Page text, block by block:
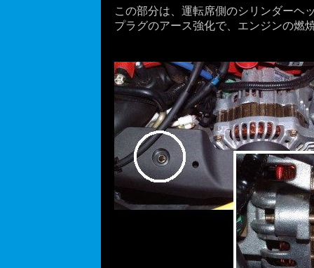
この部分は、運転席側のシリンダーヘ
プラグのアース強化で、エンジンの